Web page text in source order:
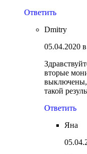
Ответить
Dmitry
05.04.2020 в
вторые
выключены,
такой
Ответить
Яна